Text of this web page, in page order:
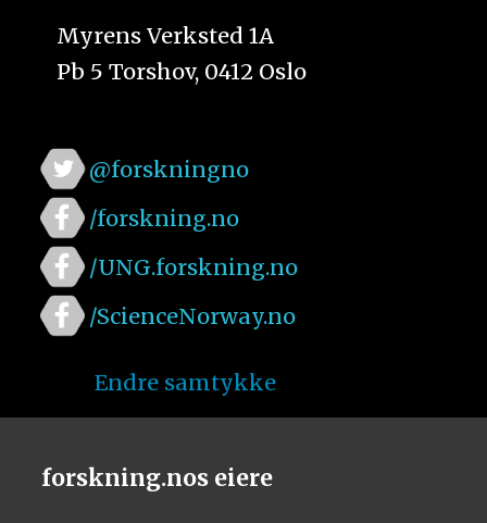
Myrens Verksted 1A
Pb 5 Torshov, 0412 Oslo
@forskningno
/forskning.no
/UNG.forskning.no
/ScienceNorway.no
Endre samtykke
forskning.nos eiere